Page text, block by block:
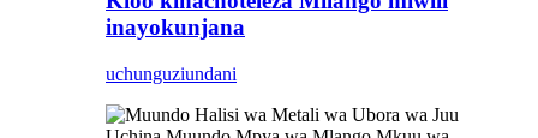
inayokunjana
uchunguziundani